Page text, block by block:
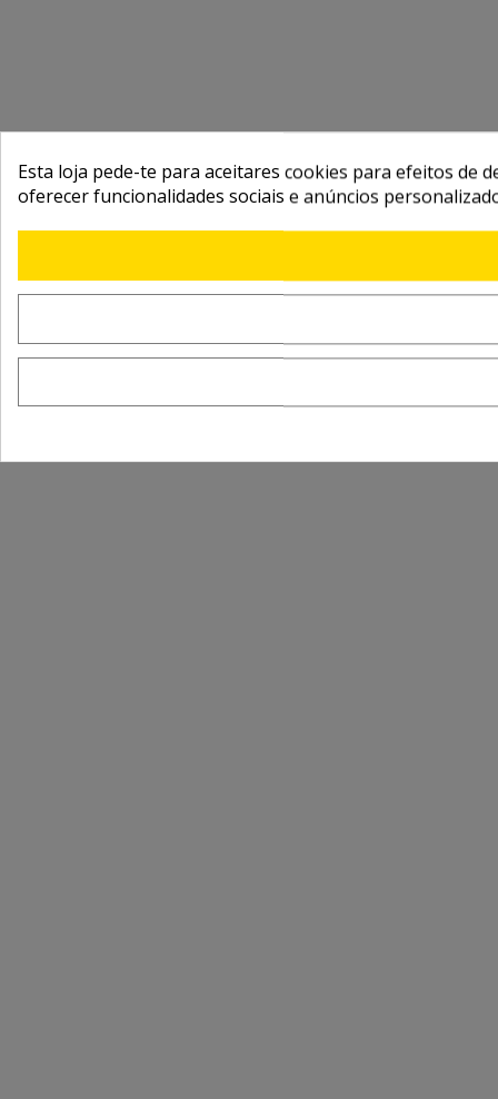
Esta loja pede-te para aceitares cookies para efeitos de
oferecer funcionalidades sociais e anúncios